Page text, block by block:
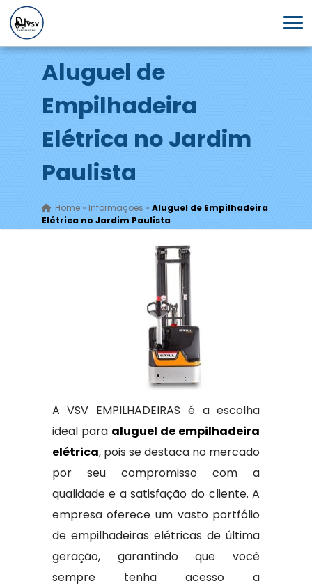
Aluguel de
Empilhadeira
Elétrica no Jardim
Paulista
Home» Informações » Aluguel de Empilhadeira
Elétrica no Jardim Paulista
A VSV EMPILHADEIRAS é a escolha
ideal para aluguel de empilhadeira
elétrica, pois se destaca no mercado
por seu compromisso com a
qualidade e a satisfação do cliente. A
empresa oferece um vasto portfólio
de empilhadeiras elétricas de última
geração, garantindo que você
sempre tenha acesso a